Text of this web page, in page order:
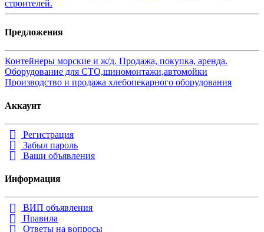
Предложения
Контейнеры морские и ж/д. Продажа, покупка, аренда.
Оборудование для СТО,шиномонтажи,автомойки
Производство и продажа хлебопекарного оборудования
Аккаунт
Регистрация
Забыл пароль
Ваши объявления
Информация
ВИП объявления
Правила
Ответы на вопросы